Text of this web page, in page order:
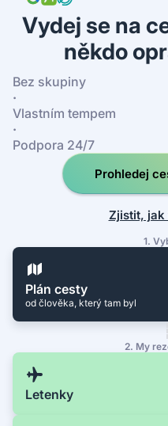
Vydej se na
někdo
Bez skupiny
·
Vlastním tempem
·
Podpora 24/7
Prohledej
Zjistit, jak
1.
Plán cesty
od člověka, který tam byl
2. My
Letenky